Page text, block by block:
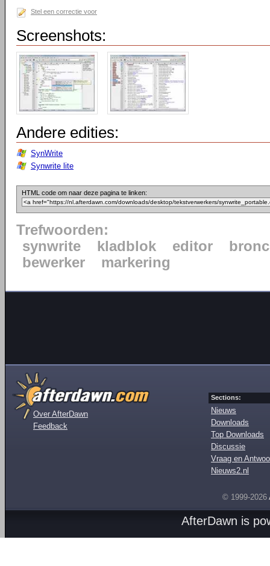
Stel een correctie voor
Screenshots:
Andere edities:
SynWrite
Synwrite lite
HTML code om naar deze pagina te linken:
Trefwoorden:
synwrite
kladblok editor
bewerker
markering
Over AfterDawn
Feedback
Sections:
Nieuws
Downloads
Top Downloads
Discussie
Vraag en
Nieuws2.nl
© 1999-2026
AfterDawn is